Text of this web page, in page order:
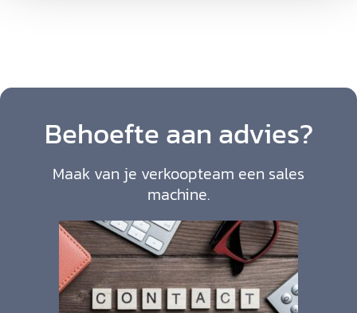
Behoefte aan advies?
Maak van je verkoopteam een sales
machine.